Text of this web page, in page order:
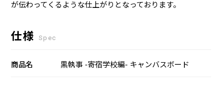
が伝わってくるような仕上がりとなっております。
仕様 Spec
商品名 黒執事 -寄宿学校編- キャンバスボード